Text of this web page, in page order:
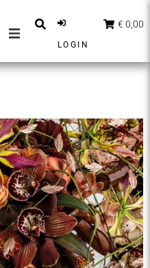
PARTNERS
SHOP
NEDERLANDS
ABONNEER
LOGIN
€ 0,00